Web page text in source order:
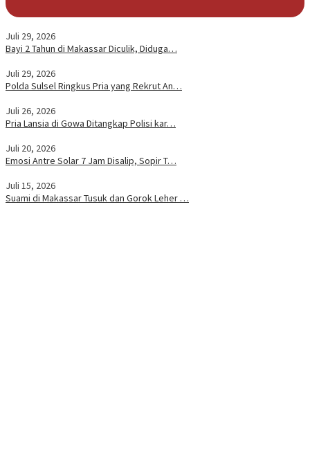
Juli 29, 2026
Bayi 2 Tahun di Makassar Diculik, Diduga…
Juli 29, 2026
Polda Sulsel Ringkus Pria yang Rekrut An…
Juli 26, 2026
Pria Lansia di Gowa Ditangkap Polisi kar…
Juli 20, 2026
Emosi Antre Solar 7 Jam Disalip, Sopir T…
Juli 15, 2026
Suami di Makassar Tusuk dan Gorok Leher …